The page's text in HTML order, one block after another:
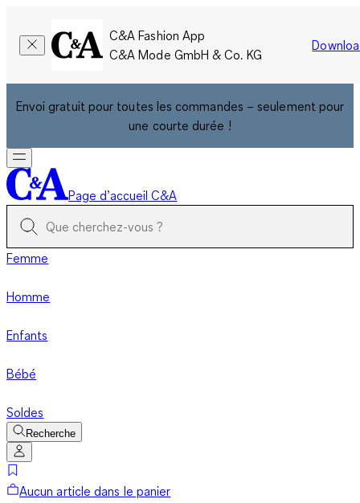
C&A Fashion App
C&A Mode GmbH & Co. KG
Envoi gratuit pour toutes les commandes – seulement pour
une courte durée !
Page d’accueil C&A
Femme
Homme
Enfants
Bébé
Soldes
Recherche
Aucun article dans le panier